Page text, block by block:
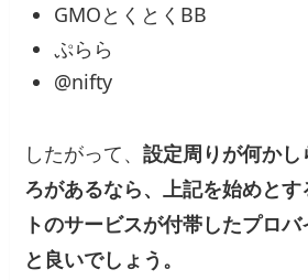
GMOとくとくBB
ぷらら
@nifty
したがって、設定周りが何か
ろがあるなら、上記を始めと
トのサービスが付帯したプロ
と良いでしょう。